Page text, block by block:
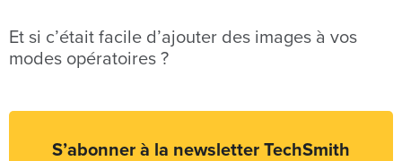
Et si c’était facile d’ajouter des images à vos
modes opératoires ?
S’abonner à la newsletter TechSmith